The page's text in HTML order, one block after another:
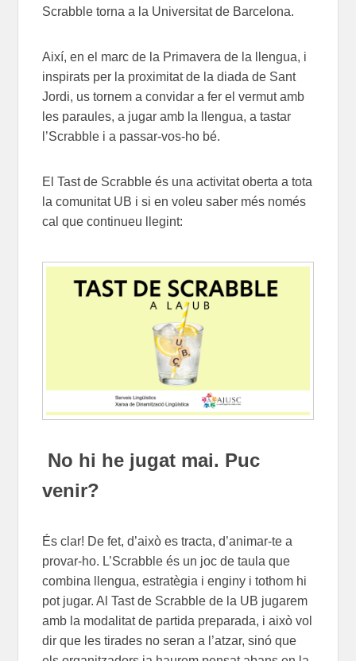
Scrabble torna a la Universitat de Barcelona.
Així, en el marc de la Primavera de la llengua, i
inspirats per la proximitat de la diada de Sant
Jordi, us tornem a convidar a fer el vermut amb
les paraules, a jugar amb la llengua, a tastar
l’Scrabble i a passar-vos-ho bé.
El Tast de Scrabble és una activitat oberta a tota
la comunitat UB i si en voleu saber més només
cal que continueu llegint:
No hi he jugat mai. Puc
venir?
És clar! De fet, d’això es tracta, d’animar-te a
provar-ho. L’Scrabble és un joc de taula que
combina llengua, estratègia i enginy i tothom hi
pot jugar. Al Tast de Scrabble de la UB jugarem
amb la modalitat de partida preparada, i això vol
dir que les tirades no seran a l’atzar, sinó que